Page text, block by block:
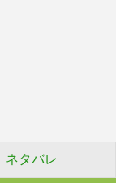
ネタバレ